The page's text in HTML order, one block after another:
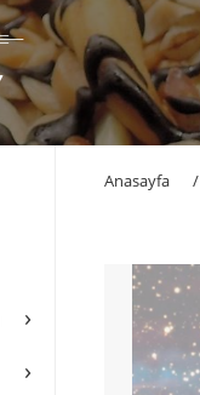
›
›
Anasayfa /